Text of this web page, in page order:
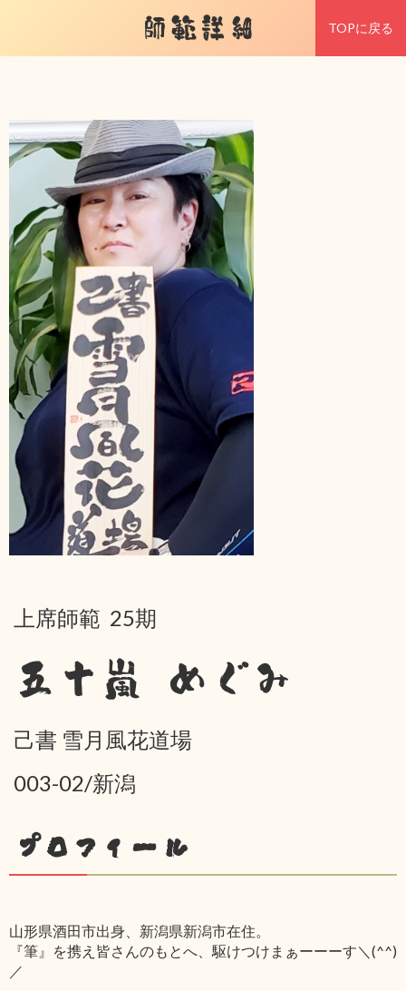
師範詳細 TOPに戻る
上席師範 25期
五十嵐 めぐみ
己書 雪月風花道場
003-02/新潟
プロフィール
山形県酒田市出身、新潟県新潟市在住。
『筆』を携え皆さんのもとへ、駆けつけまぁーーーす＼(^^)
／